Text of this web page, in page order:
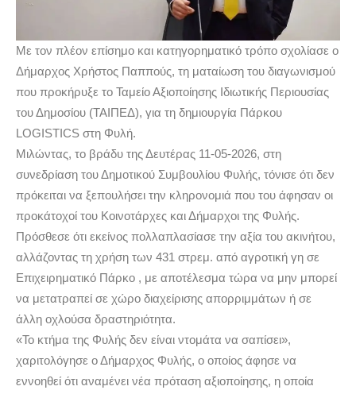
Με τον πλέον επίσημο και κατηγορηματικό τρόπο σχολίασε ο
Δήμαρχος Χρήστος Παππούς, τη ματαίωση του διαγωνισμού
που προκήρυξε το Ταμείο Αξιοποίησης Ιδιωτικής Περιουσίας
του Δημοσίου (ΤΑΙΠΕΔ), για τη δημιουργία Πάρκου
LOGISTICS στη Φυλή.
Μιλώντας, το βράδυ της Δευτέρας 11-05-2026, στη
συνεδρίαση του Δημοτικού Συμβουλίου Φυλής, τόνισε ότι δεν
πρόκειται να ξεπουλήσει την κληρονομιά που του άφησαν οι
προκάτοχοί του Κοινοτάρχες και Δήμαρχοι της Φυλής.
Πρόσθεσε ότι εκείνος πολλαπλασίασε την αξία του ακινήτου,
αλλάζοντας τη χρήση των 431 στρεμ. από αγροτική γη σε
Επιχειρηματικό Πάρκο , με αποτέλεσμα τώρα να μην μπορεί
να μετατραπεί σε χώρο διαχείρισης απορριμμάτων ή σε
άλλη οχλούσα δραστηριότητα.
«Το κτήμα της Φυλής δεν είναι ντομάτα να σαπίσει»,
χαριτολόγησε ο Δήμαρχος Φυλής, ο οποίος άφησε να
εννοηθεί ότι αναμένει νέα πρόταση αξιοποίησης, η οποία